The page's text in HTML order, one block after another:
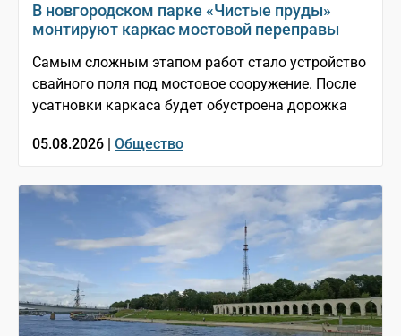
В новгородском парке «Чистые пруды»
монтируют каркас мостовой переправы
Самым сложным этапом работ стало устройство
свайного поля под мостовое сооружение. После
усатновки каркаса будет обустроена дорожка
05.08.2026 | Общество